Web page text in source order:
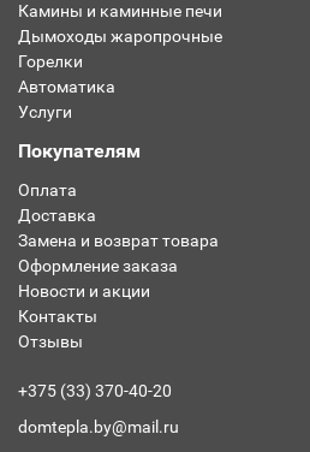
Камины и каминные печи
Дымоходы жаропрочные
Горелки
Автоматика
Услуги
Покупателям
Оплата
Доставка
Замена и возврат товара
Оформление заказа
Новости и акции
Контакты
Отзывы
+375 (33) 370-40-20
domtepla.by@mail.ru